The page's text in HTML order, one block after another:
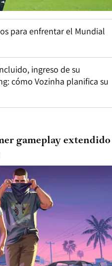
para enfrentar el Mundial
ingreso de su
cómo Vozinha planifica su
gameplay extendido